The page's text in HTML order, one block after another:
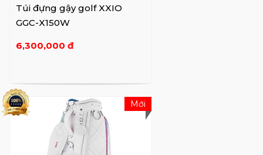
Túi đựng gậy golf XXIO
GGC-X150W
6,300,000 đ
Mới